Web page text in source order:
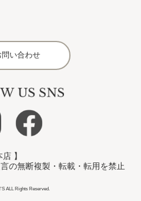
問い合わせ
】
の無断複製・転載・転用を禁止
ALL Rights Reserved.